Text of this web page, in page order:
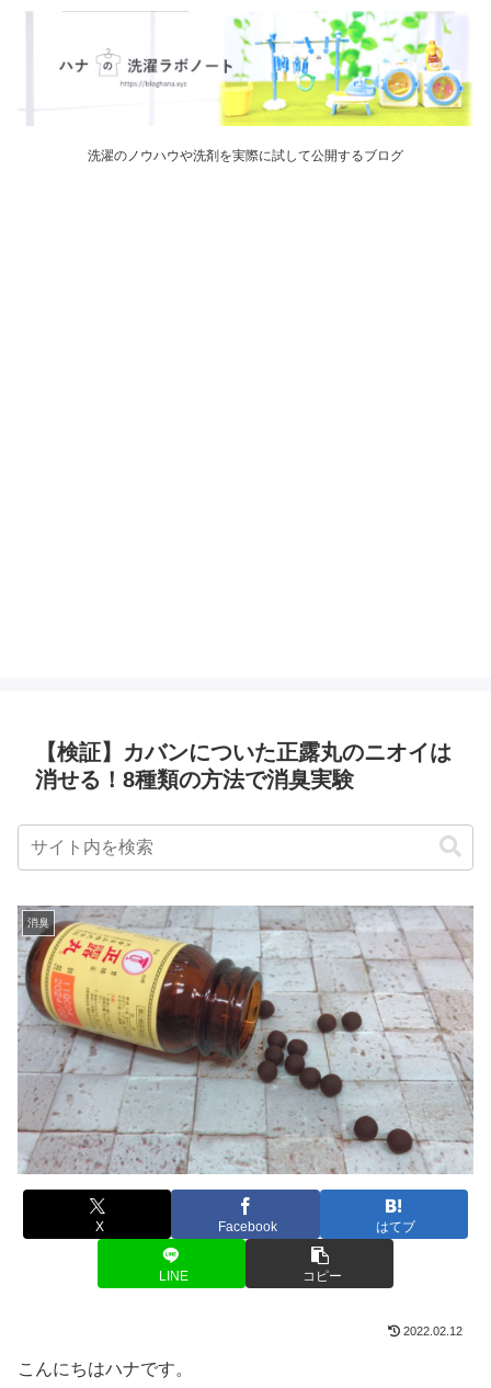
洗濯のノウハウや洗剤を実際に試して公開するブログ
【検証】カバンについた正露丸のニオイは
消せる！8種類の方法で消臭実験
消臭
X Facebook はてブ
LINE コピー
2022.02.12
こんにちはハナです。